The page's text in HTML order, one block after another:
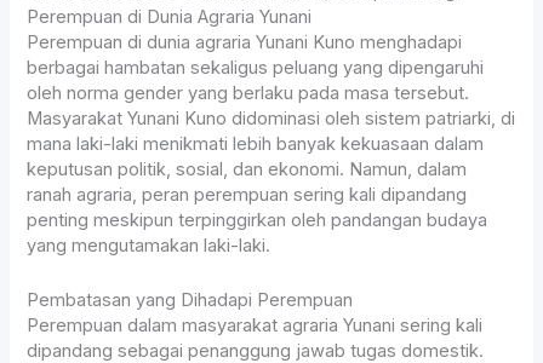
Perempuan di Dunia Agraria Yunani
Perempuan di dunia agraria Yunani Kuno menghadapi
berbagai hambatan sekaligus peluang yang dipengaruhi
oleh norma gender yang berlaku pada masa tersebut.
Masyarakat Yunani Kuno didominasi oleh sistem patriarki, di
mana laki-laki menikmati lebih banyak kekuasaan dalam
keputusan politik, sosial, dan ekonomi. Namun, dalam
ranah agraria, peran perempuan sering kali dipandang
penting meskipun terpinggirkan oleh pandangan budaya
yang mengutamakan laki-laki.
Pembatasan yang Dihadapi Perempuan
Perempuan dalam masyarakat agraria Yunani sering kali
dipandang sebagai penanggung jawab tugas domestik.